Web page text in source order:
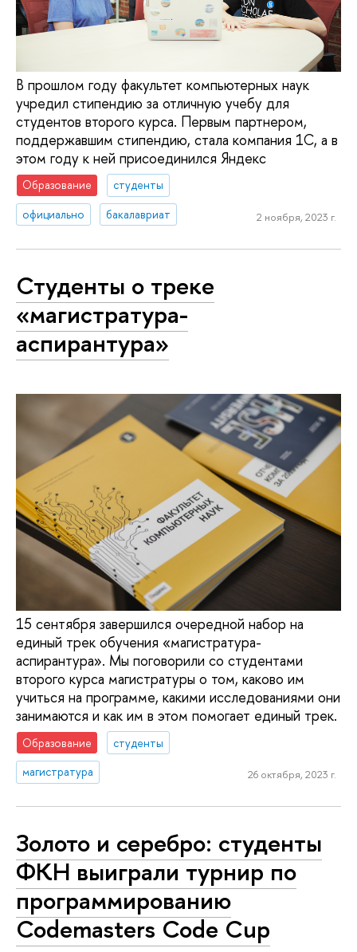
В прошлом году факультет компьютерных наук
учредил стипендию за отличную учебу для
студентов второго курса. Первым партнером,
поддержавшим стипендию, стала компания 1С, а в
этом году к ней присоединился Яндекс
Образование
студенты
официально
бакалавриат 2 ноября, 2023 г.
Студенты о треке
«‎магистратура-
аспирантура»‎
15 сентября завершился очередной набор на
единый трек обучения «магистратура-
аспирантура»‎. Мы поговорили со студентами
второго курса магистратуры о том, каково им
учиться на программе, какими исследованиями они
занимаются и как им в этом помогает единый трек.
Образование
студенты
магистратура
26 октября, 2023 г.
Золото и серебро: студенты
ФКН выиграли турнир по
программированию
Codemasters Code Cup